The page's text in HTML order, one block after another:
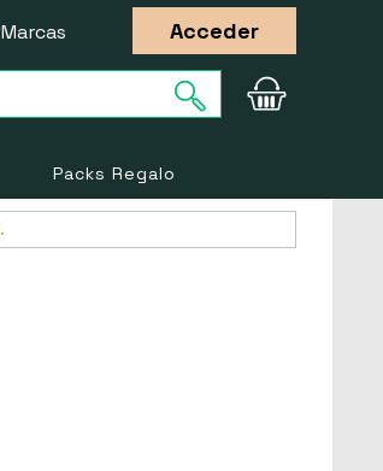
Marcas Acceder
Packs Regalo
.